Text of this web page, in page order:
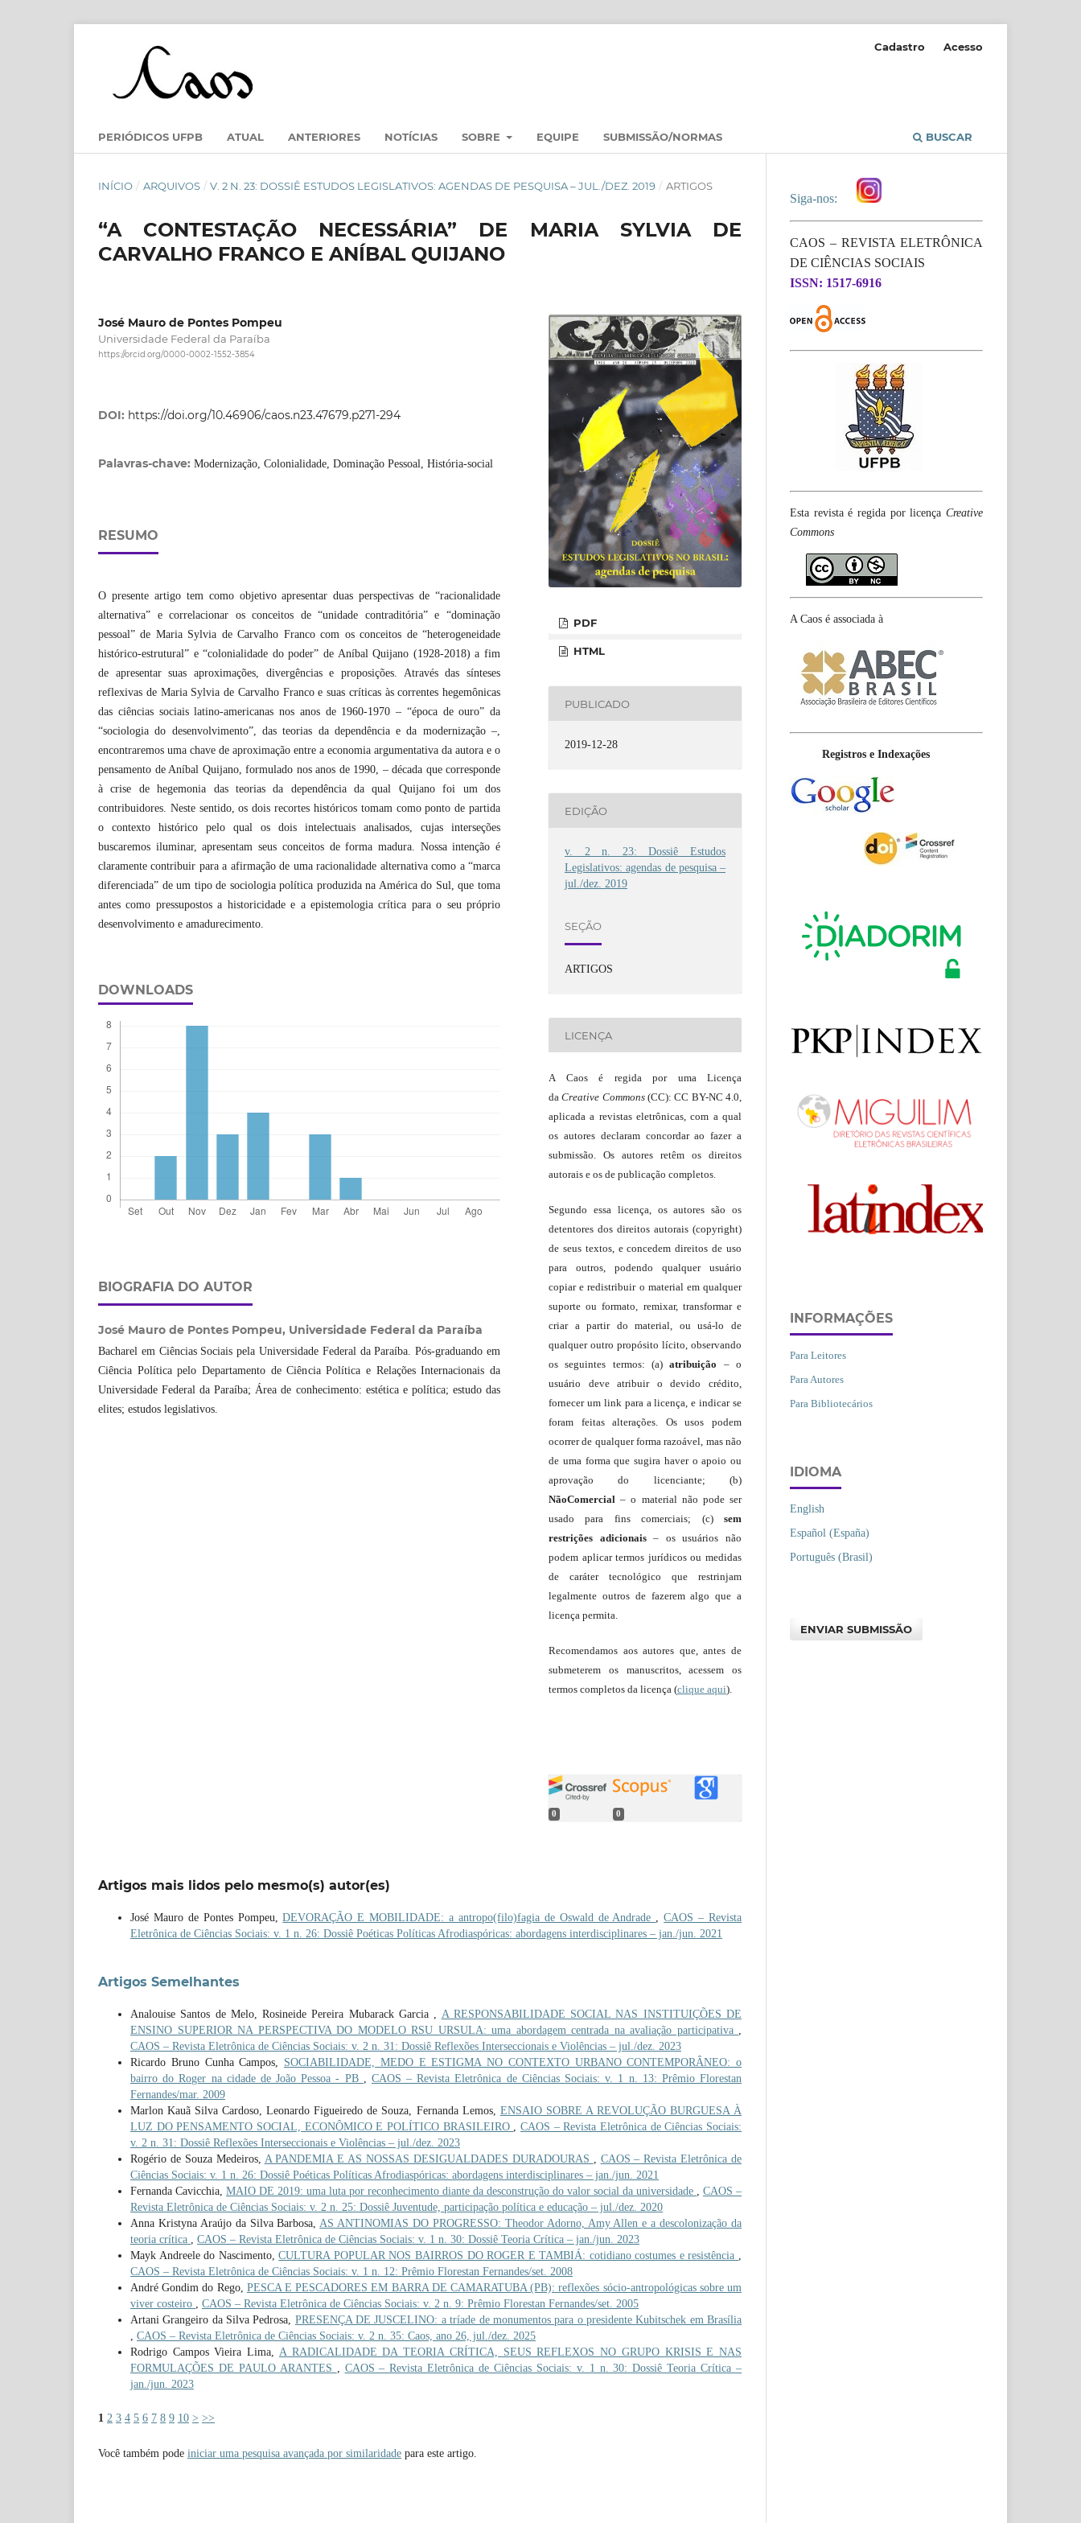
PERIÓDICOS UFPB ATUAL ANTERIORES NOTÍCIAS SOBRE EQUIPE SUBMISSÃO/NORMAS BUSCAR
Cadastro Acesso
INÍCIO / ARQUIVOS / V. 2 N. 23: DOSSIÊ ESTUDOS LEGISLATIVOS: AGENDAS DE PESQUISA – JUL./DEZ. 2019 / ARTIGOS
“A CONTESTAÇÃO NECESSÁRIA” DE MARIA SYLVIA DE
CARVALHO FRANCO E ANÍBAL QUIJANO
José Mauro de Pontes Pompeu
Universidade Federal da Paraíba
https://orcid.org/0000-0002-1552-3854
DOI: https://doi.org/10.46906/caos.n23.47679.p271-294
Palavras-chave: Modernização, Colonialidade, Dominação Pessoal, História-social
RESUMO
O presente artigo tem como objetivo apresentar duas perspectivas de “racionalidade
alternativa” e correlacionar os conceitos de “unidade contraditória” e “dominação
pessoal” de Maria Sylvia de Carvalho Franco com os conceitos de “heterogeneidade
histórico-estrutural” e “colonialidade do poder” de Aníbal Quijano (1928-2018) a fim
de apresentar suas aproximações, divergências e proposições. Através das sínteses
reflexivas de Maria Sylvia de Carvalho Franco e suas críticas às correntes hegemônicas
das ciências sociais latino-americanas nos anos de 1960-1970 – “época de ouro” da
“sociologia do desenvolvimento”, das teorias da dependência e da modernização –,
encontraremos uma chave de aproximação entre a economia argumentativa da autora e o
pensamento de Aníbal Quijano, formulado nos anos de 1990, – década que corresponde
à crise de hegemonia das teorias da dependência da qual Quijano foi um dos
contribuidores. Neste sentido, os dois recortes históricos tomam como ponto de partida
o contexto histórico pelo qual os dois intelectuais analisados, cujas interseções
buscaremos iluminar, apresentam seus conceitos de forma madura. Nossa intenção é
claramente contribuir para a afirmação de uma racionalidade alternativa como a “marca
diferenciada” de um tipo de sociologia política produzida na América do Sul, que toma
antes como pressupostos a historicidade e a epistemologia crítica para o seu próprio
desenvolvimento e amadurecimento.
DOWNLOADS
BIOGRAFIA DO AUTOR
José Mauro de Pontes Pompeu, Universidade Federal da Paraíba
Bacharel em Ciências Sociais pela Universidade Federal da Paraíba. Pós-graduando em
Ciência Política pelo Departamento de Ciência Política e Relações Internacionais da
Universidade Federal da Paraíba; Área de conhecimento: estética e política; estudo das
elites; estudos legislativos.
PDF
HTML
PUBLICADO
2019-12-28
EDIÇÃO
v. 2 n. 23: Dossiê Estudos
Legislativos: agendas de pesquisa –
jul./dez. 2019
SEÇÃO
ARTIGOS
LICENÇA
A Caos é regida por uma Licença
daCreative Commons(CC): CC BY-NC 4.0,
aplicada a revistas eletrônicas, com a qual
os autores declaram concordar ao fazer a
submissão. Os autores retêm os direitos
autorais e os de publicação completos.
Segundo essa licença, os autores são os
detentores dos direitos autorais (copyright)
de seus textos, e concedem direitos de uso
para outros, podendo qualquer usuário
copiar e redistribuir o material em qualquer
suporte ou formato, remixar, transformar e
criar a partir do material, ou usá-lo de
qualquer outro propósito lícito, observando
os seguintes termos: (a)atribuição – o
usuário deve atribuir o devido crédito,
fornecer um link para a licença, e indicar se
foram feitas alterações. Os usos podem
ocorrer de qualquer forma razoável, mas não
de uma forma que sugira haver o apoio ou
aprovação do licenciante; (b)
NãoComercial – o material não pode ser
usado para fins comerciais; (c) sem
restrições adicionais– os usuários não
podem aplicar termos jurídicos ou medidas
de caráter tecnológico que restrinjam
legalmente outros de fazerem algo que a
licença permita.
Recomendamos aos autores que, antes de
submeterem os manuscritos, acessem os
termos completos da licença (clique aqui).
0 0
Artigos mais lidos pelo mesmo(s) autor(es)
José Mauro de Pontes Pompeu,DEVORAÇÃO E MOBILIDADE: a antropo(filo)fagia de Oswald de Andrade ,CAOS – Revista
Eletrônica de Ciências Sociais: v. 1 n. 26: Dossiê Poéticas Políticas Afrodiaspóricas: abordagens interdisciplinares – jan./jun. 2021
Artigos Semelhantes
Analouise Santos de Melo, Rosineide Pereira Mubarack Garcia , A RESPONSABILIDADE SOCIAL NAS INSTITUIÇÕES DE
ENSINO SUPERIOR NA PERSPECTIVA DO MODELO RSU URSULA: uma abordagem centrada na avaliação participativa
CAOS – Revista Eletrônica de Ciências Sociais: v. 2 n. 31: Dossiê Reflexões Interseccionais e Violências – jul./dez. 2023
Ricardo Bruno Cunha Campos, SOCIABILIDADE, MEDO E ESTIGMA NO CONTEXTO URBANO CONTEMPORÂNEO: o
bairro do Roger na cidade de João Pessoa - PB
CAOS – Revista Eletrônica de Ciências Sociais: v. 1 n. 13: Prêmio Florestan
Fernandes/mar. 2009
Marlon Kauã Silva Cardoso, Leonardo Figueiredo de Souza, Fernanda Lemos, ENSAIO SOBRE A REVOLUÇÃO BURGUESA À
LUZ DO PENSAMENTO SOCIAL, ECONÔMICO E POLÍTICO BRASILEIRO
,CAOS – Revista Eletrônica de Ciências Sociais:
v. 2 n. 31: Dossiê Reflexões Interseccionais e Violências – jul./dez. 2023
Rogério de Souza Medeiros, A PANDEMIA E AS NOSSAS DESIGUALDADES DURADOURAS
CAOS – Revista Eletrônica de
Ciências Sociais: v. 1 n. 26: Dossiê Poéticas Políticas Afrodiaspóricas: abordagens interdisciplinares – jan./jun. 2021
Fernanda Cavicchia, MAIO DE 2019: uma luta por reconhecimento diante da desconstrução do valor social da universidade
CAOS –
Revista Eletrônica de Ciências Sociais: v. 2 n. 25: Dossiê Juventude, participação política e educação – jul./dez. 2020
Anna Kristyna Araújo da Silva Barbosa, AS ANTINOMIAS DO PROGRESSO: Theodor Adorno, Amy Allen e a descolonização da
teoria crítica
CAOS – Revista Eletrônica de Ciências Sociais: v. 1 n. 30: Dossiê Teoria Crítica – jan./jun. 2023
Mayk Andreele do Nascimento,CULTURA POPULAR NOS BAIRROS DO ROGER E TAMBIÁ: cotidiano costumes e resistência
CAOS – Revista Eletrônica de Ciências Sociais: v. 1 n. 12: Prêmio Florestan Fernandes/set. 2008
André Gondim do Rego, PESCA E PESCADORES EM BARRA DE CAMARATUBA (PB): reflexões sócio-antropológicas sobre um
viver costeiro
CAOS – Revista Eletrônica de Ciências Sociais: v. 2 n. 9: Prêmio Florestan Fernandes/set. 2005
Artani Grangeiro da Silva Pedrosa, PRESENÇA DE JUSCELINO: a tríade de monumentos para o presidente Kubitschek em Brasília
CAOS – Revista Eletrônica de Ciências Sociais: v. 2 n. 35: Caos, ano 26, jul./dez. 2025
Rodrigo Campos Vieira Lima, A RADICALIDADE DA TEORIA CRÍTICA, SEUS REFLEXOS NO GRUPO KRISIS E NAS
FORMULAÇÕES DE PAULO ARANTES
CAOS – Revista Eletrônica de Ciências Sociais: v. 1 n. 30: Dossiê Teoria Crítica –
jan./jun. 2023
1 2 3 4 5 6 7 8 9 10 > >>
Você também pode iniciar uma pesquisa avançada por similaridade para este artigo.
Siga-nos:
CAOS – REVISTA ELETRÔNICA
DE CIÊNCIAS SOCIAIS
ISSN: 1517-6916
Esta revista é regida por licença Creative
Commons
A Caos é associada à
Registros e Indexações
INFORMAÇÕES
Para Leitores
Para Autores
Para Bibliotecários
IDIOMA
English
Español (España)
Português (Brasil)
ENVIAR SUBMISSÃO